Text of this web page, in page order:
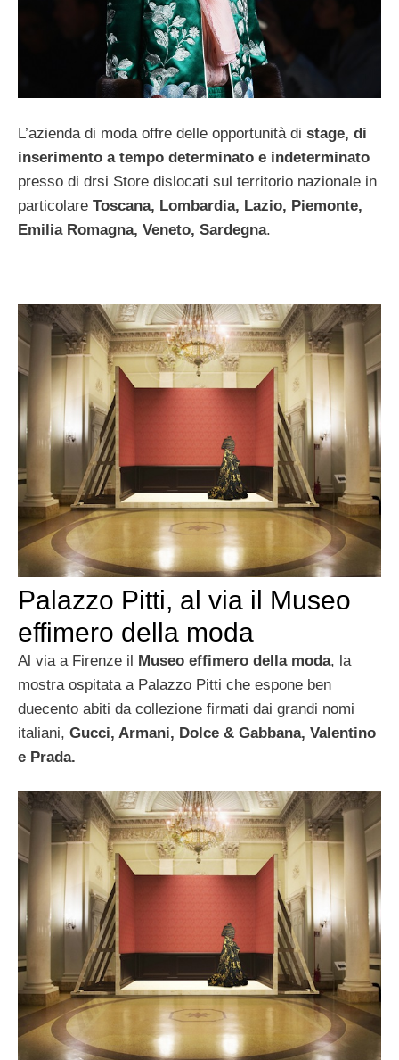
L’azienda di moda offre delle opportunità di stage, di
inserimento a tempo determinato e indeterminato
presso di drsi Store dislocati sul territorio nazionale in
particolare Toscana, Lombardia, Lazio, Piemonte,
Emilia Romagna, Veneto, Sardegna.
Palazzo Pitti, al via il Museo
effimero della moda
Al via a Firenze il Museo effimero della moda, la
mostra ospitata a Palazzo Pitti che espone ben
duecento abiti da collezione firmati dai grandi nomi
italiani, Gucci, Armani, Dolce & Gabbana, Valentino
e Prada.